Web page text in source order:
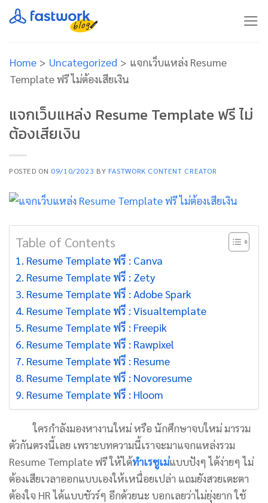
Skip
to
Home > Uncategorized > แจกเว็บแหล่ง Resume
Template ฟรี ไม่ต้องเสียเงิน
แจกเว็บแหล่ง Resume Template ฟรี ไม่
ต้องเสียเงิน
POSTED ON 09/10/2023 BY FASTWORK CONTENT CREATOR
Table of Contents
Resume Template ฟรี : Canva
Resume Template ฟรี : Zety
Resume Template ฟรี : Adobe Spark
Resume Template ฟรี : Visualtemplate
Resume Template ฟรี : Freepik
Resume Template ฟรี : Rawpixel
Resume Template ฟรี : Resume
Resume Template ฟรี : Novoresume
Resume Template ฟรี : Hloom
ใครกำลังมองหางานใหม่ หรือ นักศึกษาจบใหม่ มารวม
ตัวกันตรงนี้เลย เพราะบทความนี้เราจะมาแจกแหล่งรวม
Resume Template ฟรี ให้ได้ทำเรซูเม่แบบปังๆ ได้ง่ายๆ ไม่
ต้องเสียเวลาออกแบบเองให้เหนื่อยเปล่า แถมยังสวยเตะตา
ต้องใจ HR ได้แบบชัวร์ๆ อีกด้วยนะ บอกเลยว่าไม่ยุ่งยาก ใช้